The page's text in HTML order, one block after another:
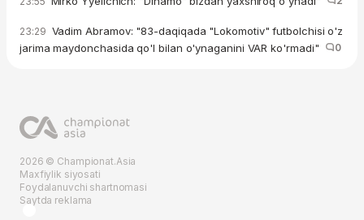
23:29 Vadim Abramov: "83-daqiqada "Lokomotiv" futbolchisi o'z
jarima maydonchasida qo'l bilan o'ynaganini VAR ko'rmadi"
0
2026 © Championat.Asia
Maxfiylik siyosati
Foydalanuvchi shartnomasi
Saytda reklama